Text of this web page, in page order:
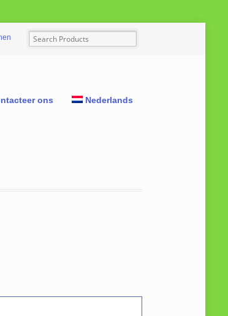
ons Nederlands